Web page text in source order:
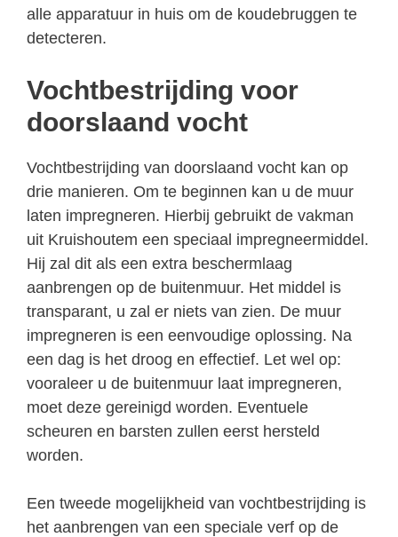
alle apparatuur in huis om de koudebruggen te
detecteren.
Vochtbestrijding voor
doorslaand vocht
Vochtbestrijding van doorslaand vocht kan op
drie manieren. Om te beginnen kan u de muur
laten impregneren. Hierbij gebruikt de vakman
uit Kruishoutem een speciaal impregneermiddel.
Hij zal dit als een extra beschermlaag
aanbrengen op de buitenmuur. Het middel is
transparant, u zal er niets van zien. De muur
impregneren is een eenvoudige oplossing. Na
een dag is het droog en effectief. Let wel op:
vooraleer u de buitenmuur laat impregneren,
moet deze gereinigd worden. Eventuele
scheuren en barsten zullen eerst hersteld
worden.
Een tweede mogelijkheid van vochtbestrijding is
het aanbrengen van een speciale verf op de